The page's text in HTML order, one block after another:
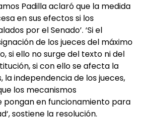
Padilla aclaró que la medida
en sus efectos si los
por el Senado’. ‘Si el
de los jueces del máximo
si ello no surge del texto ni del
si con ello se afecta la
la independencia de los jueces,
los mecanismos
pongan en funcionamiento para
sostiene la resolución.